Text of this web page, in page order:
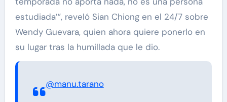
estudiada’”, reveló Sian Chiong en el 24/7 sobre
Wendy Guevara, quien ahora quiere ponerlo en
su lugar tras la humillada que le dio.
@manu.tarano